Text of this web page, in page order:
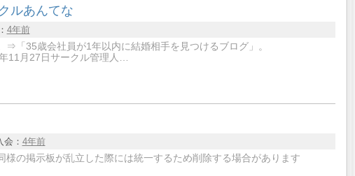
ルあんてな
4年前
「35歳会社員が1年以内に結婚相手を見つけるブログ」。
11月27日サークル管理人…
会： 4年前
の掲示板が乱立した際には統一するため削除する場合があります